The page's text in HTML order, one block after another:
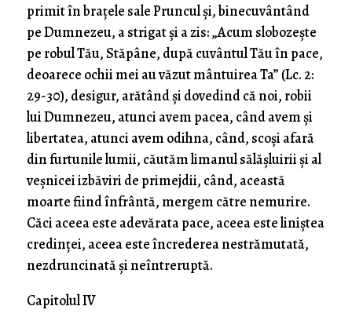
primit în braţele sale Pruncul şi, binecuvântând
pe Dumnezeu, a strigat şi a zis: „Acum slobozește
pe robul Tău, Stăpâne, după cuvântul Tău în pace,
deoarece ochii mei au văzut mântuirea Ta” (Lc. 2:
29-30), desigur, arătând şi dovedind că noi, robii
lui Dumnezeu, atunci avem pacea, când avem şi
libertatea, atunci avem odihna, când, scoşi afară
din furtunile lumii, căutăm limanul sălăşluirii şi al
veşnicei izbăviri de primejdii, când, această
moarte fiind înfrântă, mergem către nemurire.
Căci aceea este adevărata pace, aceea este liniştea
credinţei, aceea este încrederea nestrămutată,
nezdruncinată şi neîntreruptă.
Capitolul IV